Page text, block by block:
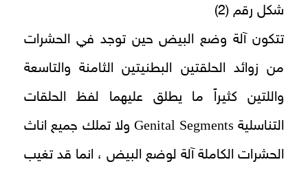
شكل رقم (2)
تتكون آلة وضع البيض حين توجد في الحشرات
من زوائد الحلقتين البطنيتين الثامنة والتاسعة
واللتين كثيراً ما يطلق عليهما لفظ الحلقات
التناسلية Genital Segmentsولا تملك جميع اناث
الحشرات الكاملة آلة لوضع البيض ، انما قد تغيب